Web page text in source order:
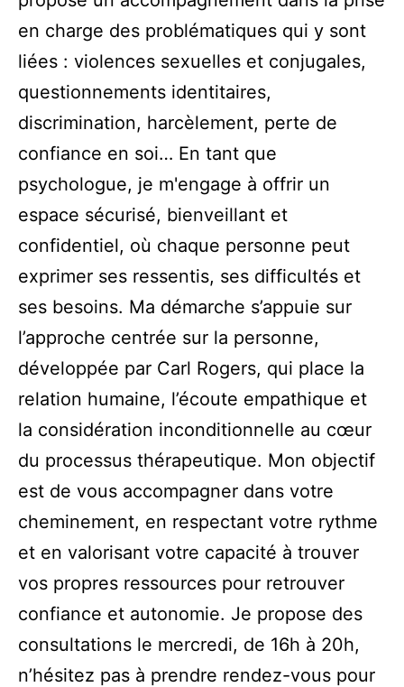
en charge des problématiques qui y sont
liées : violences sexuelles et conjugales,
questionnements identitaires,
discrimination, harcèlement, perte de
confiance en soi… En tant que
psychologue, je m'engage à offrir un
espace sécurisé, bienveillant et
confidentiel, où chaque personne peut
exprimer ses ressentis, ses difficultés et
ses besoins. Ma démarche s’appuie sur
l’approche centrée sur la personne,
développée par Carl Rogers, qui place la
relation humaine, l’écoute empathique et
la considération inconditionnelle au cœur
du processus thérapeutique. Mon objectif
est de vous accompagner dans votre
cheminement, en respectant votre rythme
et en valorisant votre capacité à trouver
vos propres ressources pour retrouver
confiance et autonomie. Je propose des
consultations le mercredi, de 16h à 20h,
n’hésitez pas à prendre rendez-vous pour